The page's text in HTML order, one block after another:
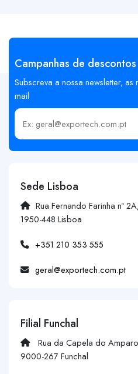
Campanhas de
Subscreva a nossa newsletter,
mail
Insira o seu email
Sede Lisboa
Rua Fernando Farinha nº
1950-448 Lisboa
+351 210 353 555
geral@exportech.com.pt
Filial Funchal
Rua da Capela do
9000-267 Funchal